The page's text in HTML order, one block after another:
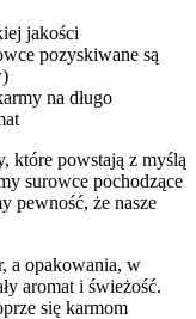
jakości
pozyskiwane są
na długo
które powstają z myślą
surowce pochodzące
pewność, że nasze
a opakowania, w
aromat i świeżość.
się karmom